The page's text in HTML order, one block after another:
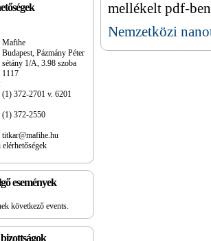
Mafihe
Budapest, Pázmány Péter
sétány 1/A, 3.98 szoba
1117
(1) 372-2701 v. 6201
(1) 372-2550
titkar@mafihe.hu
elérhetőségek
események
következő events.
mellékelt pdf-
Nemzetközi